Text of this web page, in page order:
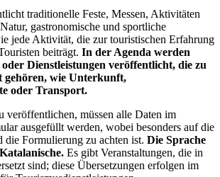
traditionelle Feste, Messen, Aktivitäten
gastronomische und sportliche
jede Aktivität, die zur touristischen Erfahrung
beiträgt. In der Agenda werden
Dienstleistungen veröffentlicht, die zu
gehören, wie Unterkunft,
oder Transport.
veröffentlichen, müssen alle Daten im
ausgefüllt werden, wobei besonders auf die
die Formulierung zu achten ist. Die Sprache
Es gibt Veranstaltungen, die in
sind; diese Übersetzungen erfolgen im